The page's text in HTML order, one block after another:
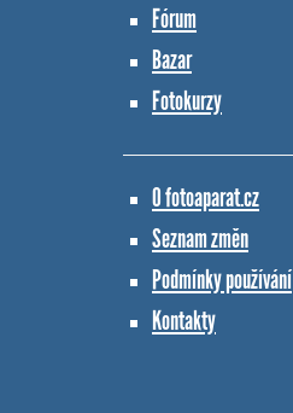
Fórum
Bazar
Fotokurzy
O fotoaparat.cz
Seznam změn
Podmínky používání
Kontakty